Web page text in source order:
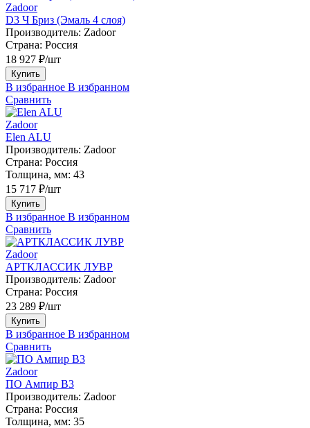
Zadoor
D3 Ч Бриз (Эмаль 4 слоя)
Производитель: Zadoor
Страна: Россия
18 927 ₽/шт
Купить
В избранное В избранном
Сравнить
Zadoor
Elen ALU
Производитель: Zadoor
Страна: Россия
Толщина, мм: 43
15 717 ₽/шт
Купить
В избранное В избранном
Сравнить
Zadoor
АРТКЛАССИК ЛУВР
Производитель: Zadoor
Страна: Россия
23 289 ₽/шт
Купить
В избранное В избранном
Сравнить
Zadoor
ПО Ампир В3
Производитель: Zadoor
Страна: Россия
Толщина, мм: 35